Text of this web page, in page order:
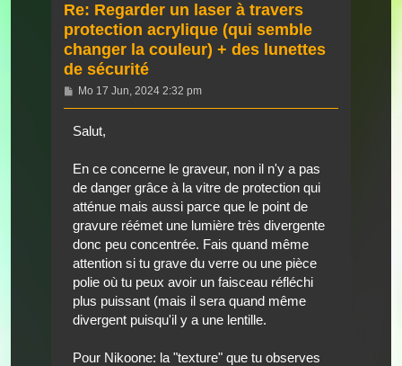
Re: Regarder un laser à travers
protection acrylique (qui semble
changer la couleur) + des lunettes
de sécurité
Beitrag
Mo 17 Jun, 2024 2:32 pm
Salut,
En ce concerne le graveur, non il n'y a pas
de danger grâce à la vitre de protection qui
atténue mais aussi parce que le point de
gravure réémet une lumière très divergente
donc peu concentrée. Fais quand même
attention si tu grave du verre ou une pièce
polie où tu peux avoir un faisceau réfléchi
plus puissant (mais il sera quand même
divergent puisqu'il y a une lentille.
Pour Nikoone: la "texture" que tu observes